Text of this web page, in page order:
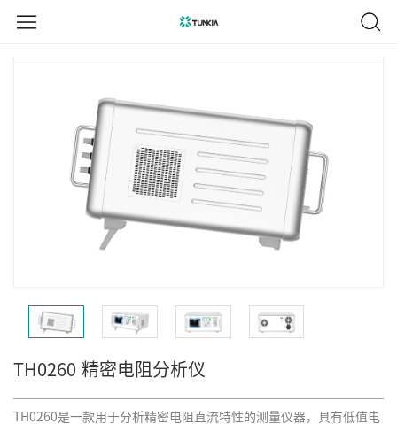
TH0260 精密电阻分析仪
TH0260是一款用于分析精密电阻直流特性的测量仪器，具有低值电